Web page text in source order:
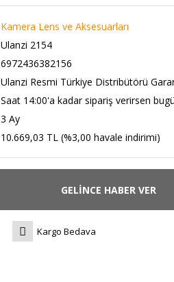
Kamera Lens ve Aksesuarları
Ulanzi 2154
6972436382156
Ulanzi Resmi Türkiye Distribütörü
Saat 14:00'a kadar sipariş verirsen
3 Ay
10.669,03 TL (%3,00 havale indirimi)
GELİNCE HABER VER
Kargo Bedava